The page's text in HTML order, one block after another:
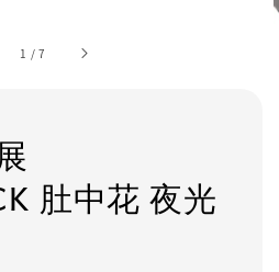
1 /7
肚中花 夜光